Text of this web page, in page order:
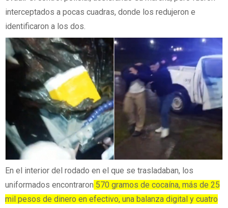
interceptados a pocas cuadras, donde los redujeron e
identificaron a los dos.
En el interior del rodado en el que se trasladaban, los
uniformados encontraron 570 gramos de cocaína, más de 25
mil pesos de dinero en efectivo, una balanza digital y cuatro